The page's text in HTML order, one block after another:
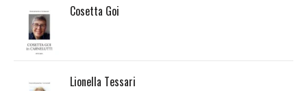
Cosetta Goi
Lionella Tessari